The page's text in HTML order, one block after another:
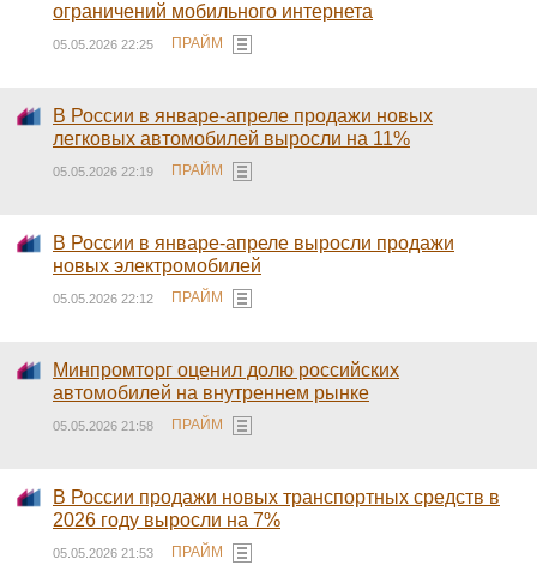
ограничений мобильного интернета
05.05.2026 22:25 ПРАЙМ
В России в январе-апреле продажи новых
легковых автомобилей выросли на 11%
05.05.2026 22:19 ПРАЙМ
В России в январе-апреле выросли продажи
новых электромобилей
05.05.2026 22:12 ПРАЙМ
Минпромторг оценил долю российских
автомобилей на внутреннем рынке
05.05.2026 21:58 ПРАЙМ
В России продажи новых транспортных средств в
2026 году выросли на 7%
05.05.2026 21:53 ПРАЙМ